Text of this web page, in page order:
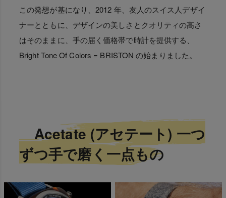
この発想が基になり、2012 年、友人のスイス人デザイ
ナーとともに、デザインの美しさとクオリティの高さ
はそのままに、手の届く価格帯で時計を提供する、
Bright Tone Of Colors = BRISTON の始まりました。
Acetate (アセテート) 一つ
ずつ手で磨く一点もの